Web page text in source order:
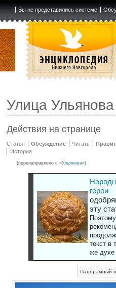
Вы не представились системе
Улица Ульянова
Действия на странице
Статья Обсуждение Читать
История
(перенаправлено с «Ульянова»)
герои
эту
Поэтому
текст в
же духе
Панорамный